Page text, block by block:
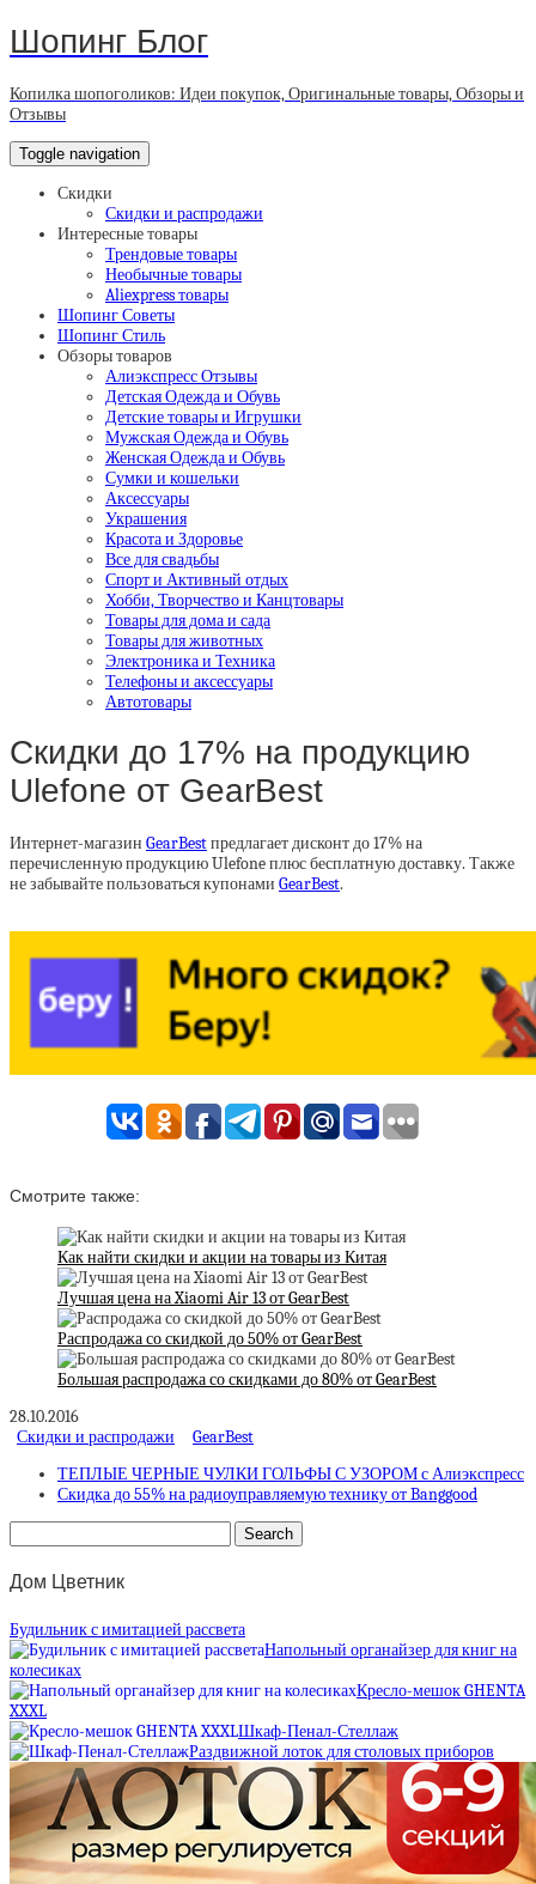
Шопинг Блог
Копилка шопоголиков: Идеи покупок, Оригинальные товары, Обзоры и
Отзывы
Toggle navigation
Скидки
Скидки и распродажи
Интересные товары
Трендовые товары
Необычные товары
Aliexpress товары
Шопинг Советы
Шопинг Стиль
Обзоры товаров
Алиэкспресс Отзывы
Детская Одежда и Обувь
Детские товары и Игрушки
Мужская Одежда и Обувь
Женская Одежда и Обувь
Сумки и кошельки
Аксессуары
Украшения
Красота и Здоровье
Все для свадьбы
Спорт и Активный отдых
Хобби, Творчество и Канцтовары
Товары для дома и сада
Товары для животных
Электроника и Техника
Телефоны и аксессуары
Автотовары
Скидки до 17% на продукцию
Ulefone от GearBest
Интернет-магазин GearBestпредлагает дисконт до 17% на
перечисленную продукцию Ulefone плюс бесплатную доставку. Также
не забывайте пользоваться купонами GearBest.
Смотрите также:
Как найти скидки и акции на товары из Китая
Лучшая цена на Xiaomi Air 13 от GearBest
Распродажа со скидкой до 50% от GearBest
Большая распродажа со скидками до 80% от GearBest
28.10.2016
Скидки и распродажи
GearBest
ТЕПЛЫЕ ЧЕРНЫЕ ЧУЛКИ ГОЛЬФЫ С УЗОРОМ с Алиэкспресс
Скидка до 55% на радиоуправляемую технику от Banggood
Дом Цветник
Будильник с имитацией рассвета
Напольный органайзер для книг на
колесиках
Кресло-мешок GHENTA
XXXL
Шкаф-Пенал-Стеллаж
Раздвижной лоток для столовых приборов